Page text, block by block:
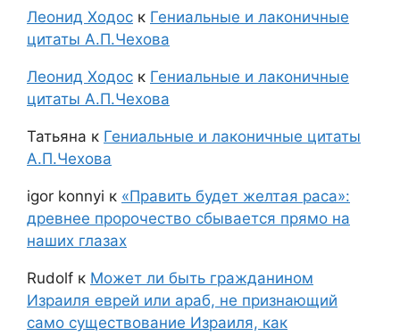
Леонид Ходос к Гениальные и лаконичные
цитаты А.П.Чехова
Леонид Ходос к Гениальные и лаконичные
цитаты А.П.Чехова
Татьяна к Гениальные и лаконичные цитаты
А.П.Чехова
igor konnyi к «Править будет желтая раса»:
древнее пророчество сбывается прямо на
наших глазах
Rudolf к Может ли быть гражданином
Израиля еврей или араб, не признающий
само существование Израиля, как